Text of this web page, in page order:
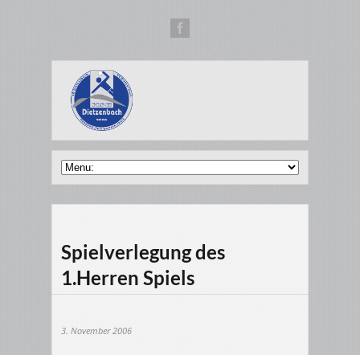
Spielverlegung des
1.Herren Spiels
3. November 2006